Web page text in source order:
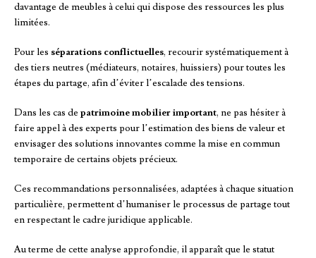
davantage de meubles à celui qui dispose des ressources les plus
limitées.
Pour les séparations conflictuelles, recourir systématiquement à
des tiers neutres (médiateurs, notaires, huissiers) pour toutes les
étapes du partage, afin d’éviter l’escalade des tensions.
Dans les cas de patrimoine mobilier important, ne pas hésiter à
faire appel à des experts pour l’estimation des biens de valeur et
envisager des solutions innovantes comme la mise en commun
temporaire de certains objets précieux.
Ces recommandations personnalisées, adaptées à chaque situation
particulière, permettent d’humaniser le processus de partage tout
en respectant le cadre juridique applicable.
Au terme de cette analyse approfondie, il apparaît que le statut